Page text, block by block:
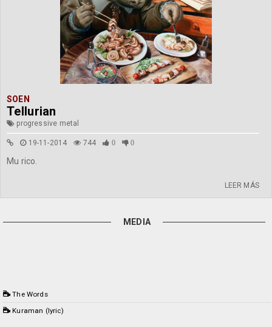
SOEN
Tellurian
progressive metal
19-11-2014 744 0 0
Mu rico.
LEER MÁS
MEDIA
The Words
Kuraman (lyric)